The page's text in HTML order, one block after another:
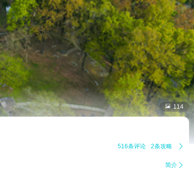
 114
516条评论 2条攻略 
简介 